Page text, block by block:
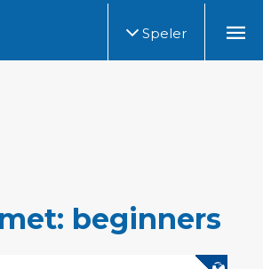
Speler
beginners